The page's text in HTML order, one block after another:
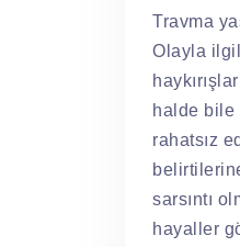
Travma
Olayla
halde bile
rahatsız
sarsıntı
hayaller